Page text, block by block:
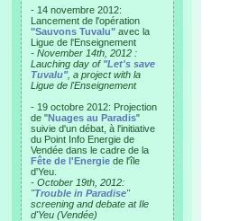
- 14 novembre 2012:
Lancement de l'opération
"Sauvons Tuvalu" avec la
Ligue de l'Enseignement
- November 14th, 2012 :
Lauching day of "Let's save
Tuvalu", a project with la
Ligue de l'Enseignement
- 19 octobre 2012: Projection
de "Nuages au Paradis"
suivie d'un débat, à l'initiative
du Point Info Energie de
Vendée dans le cadre de la
Fête de l'Energie de l'île
d'Yeu.
- October 19th, 2012:
"Trouble in Paradise"
screening and debate at Ile
d'Yeu (Vendée)